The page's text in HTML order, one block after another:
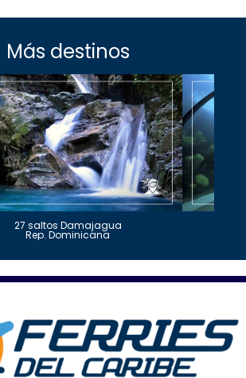
Más destinos
27 saltos Damajagua
Rep. Dominicana